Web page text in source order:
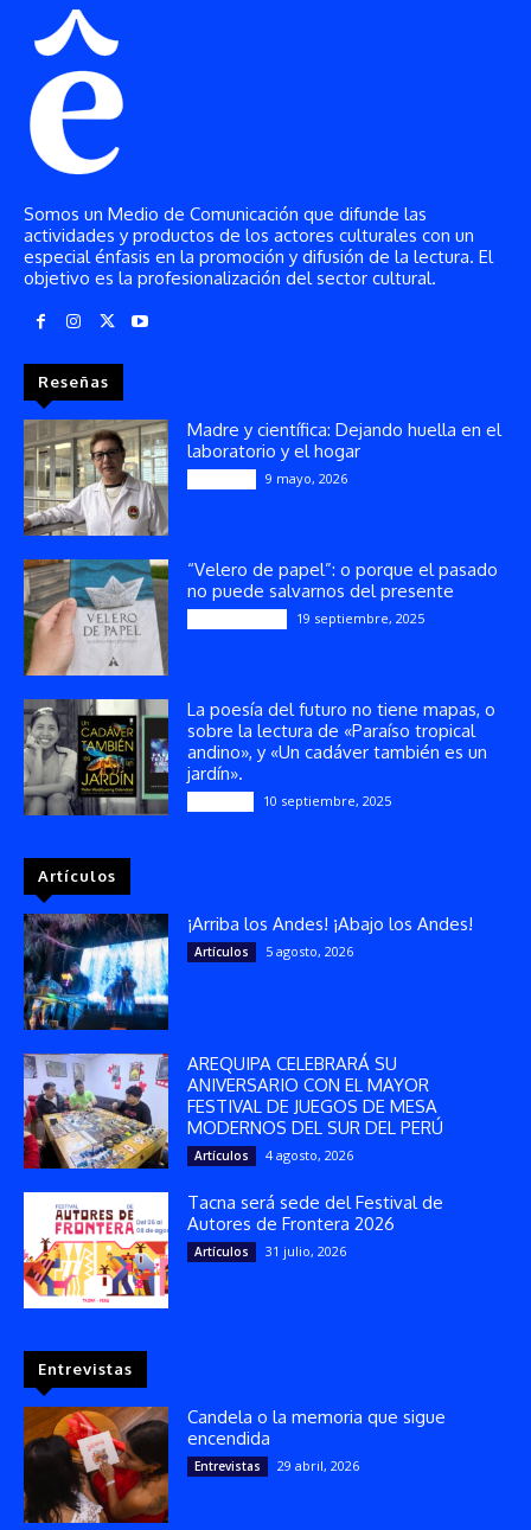
Somos un Medio de Comunicación que difunde las
actividades y productos de los actores culturales con un
especial énfasis en la promoción y difusión de la lectura. El
objetivo es la profesionalización del sector cultural.
Reseñas
Madre y científica: Dejando huella en el
laboratorio y el hogar
9 mayo, 2026
“Velero de papel”: o porque el pasado
no puede salvarnos del presente
19 septiembre, 2025
La poesía del futuro no tiene mapas, o
sobre la lectura de «Paraíso tropical
andino», y «Un cadáver también es un
jardín».
10 septiembre, 2025
Artículos
¡Arriba los Andes! ¡Abajo los Andes!
Artículos 5 agosto, 2026
AREQUIPA CELEBRARÁ SU
ANIVERSARIO CON EL MAYOR
FESTIVAL DE JUEGOS DE MESA
MODERNOS DEL SUR DEL PERÚ
Artículos 4 agosto, 2026
Tacna será sede del Festival de
Autores de Frontera 2026
Artículos 31 julio, 2026
Entrevistas
Candela o la memoria que sigue
encendida
Entrevistas 29 abril, 2026